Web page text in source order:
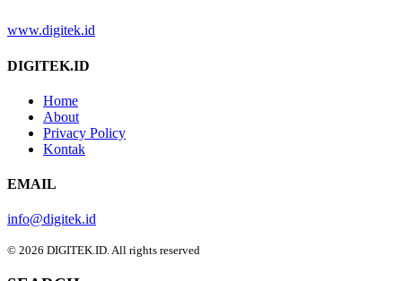
www.digitek.id
DIGITEK.ID
Home
About
Privacy Policy
Kontak
EMAIL
info@digitek.id
© 2026 DIGITEK.ID. All rights reserved